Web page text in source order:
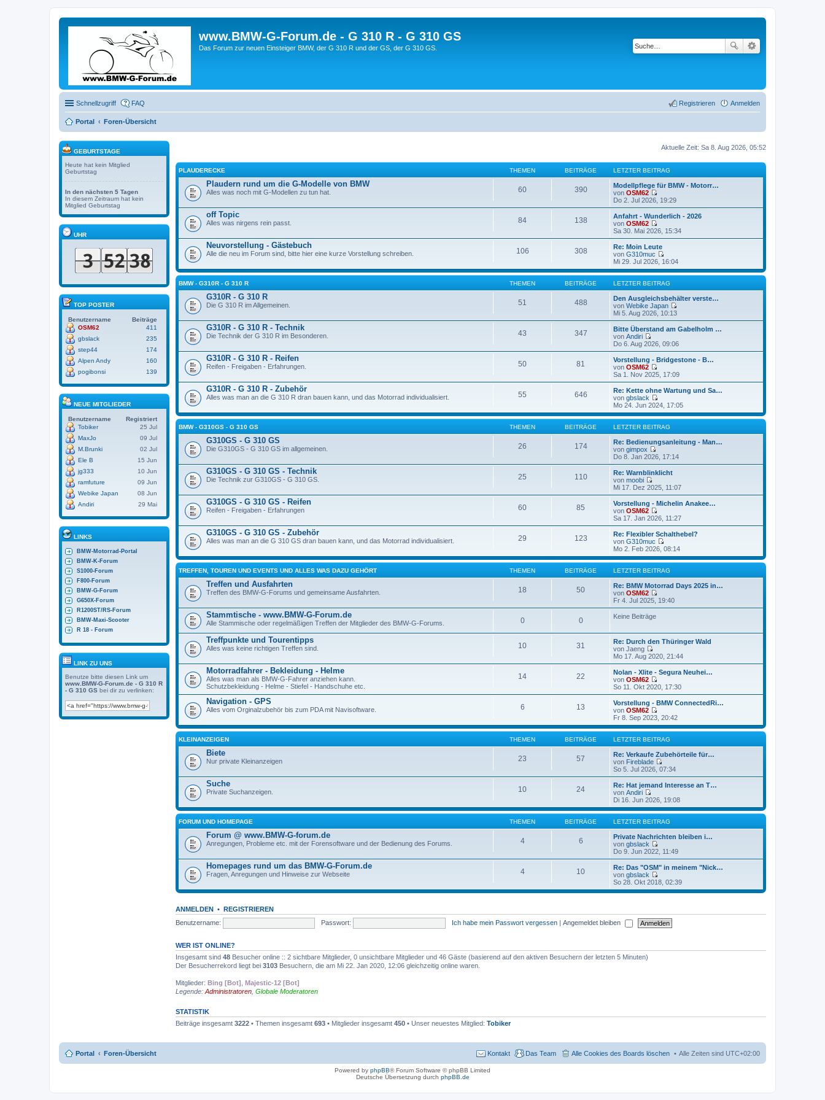
www.BMW-G-Forum.de - G 310 R - G 310 GS
Das Forum zur neuen Einsteiger BMW, der G 310 R und der GS, der G 310 GS.
Schnellzugriff FAQ Anmelden
Registrieren
Portal Foren-Übersicht
Aktuelle Zeit: Sa 8. Aug 2026, 05:52
PLAUDERECKE THEMEN BEITRÄGE LETZTER BEITRAG
Plaudern rund um die G-Modelle von BMW
Alles was noch mit G-Modellen zu tun hat. 60 390
Modellpflege für BMW - Motorr…
von OSM62
N
e
u
e
s
t
r
B
e
i
t
r
a
g
Do 2. Jul 2026, 19:29
off Topic
Alles was nirgens rein passt. 84 138
Anfahrt - Wunderlich - 2026
von OSM62
N
e
u
e
s
t
e
r
e
i
t
r
g
Sa 30. Mai 2026, 15:34
Neuvorstellung - Gästebuch
Alle die neu im Forum sind, bitte hier eine kurze Vorstellung schreiben. 106 308
Re: Moin Leute
von G310muc
N
e
u
e
s
t
e
r
B
e
t
r
a
g
Mi 29. Jul 2026, 16:04
BMW - G310R - G 310 R THEMEN BEITRÄGE LETZTER BEITRAG
G310R - G 310 R
Die G 310 R im Allgemeinen. 51 488
Den Ausgleichsbehälter verste…
von Webike Japan
e
u
e
s
t
r
B
e
t
a
g
Mi 5. Aug 2026, 10:13
G310R - G 310 R - Technik
Die Technik der G 310 R im Besonderen. 43 347
Bitte Überstand am Gabelholm …
von Andiri
N
e
e
s
t
r
B
e
i
t
r
g
Do 6. Aug 2026, 09:06
G310R - G 310 R - Reifen
Reifen - Freigaben - Erfahrungen. 50 81
Vorstellung - Bridgestone - B…
von OSM62
N
e
u
e
s
t
e
r
e
i
t
r
a
g
Sa 1. Nov 2025, 17:09
G310R - G 310 R - Zubehör
Alles was man an die G 310 R dran bauen kann, und das Motorrad individualisiert. 55 646
Re: Kette ohne Wartung und Sa…
von gbslack
N
e
u
e
s
t
e
r
B
e
i
t
r
a
g
Mo 24. Jun 2024, 17:05
BMW - G310GS - G 310 GS THEMEN BEITRÄGE LETZTER BEITRAG
G310GS - G 310 GS
Die G310GS - G 310 GS im allgemeinen. 26 174
Re: Bedienungsanleitung - Man…
von gimpox
N
e
u
e
s
t
e
r
B
e
t
a
g
Do 8. Jan 2026, 17:14
G310GS - G 310 GS - Technik
Die Technik zur G310GS - G 310 GS. 25 110
Re: Warnblinklicht
von moobi
N
e
e
s
t
r
B
e
i
t
r
g
Mi 17. Dez 2025, 11:07
G310GS - G 310 GS - Reifen
Reifen - Freigaben - Erfahrungen 60 85
Vorstellung - Michelin Anakee…
von OSM62
N
e
u
e
s
t
e
r
e
i
t
r
Sa 17. Jan 2026, 11:27
G310GS - G 310 GS - Zubehör
Alles was man an die G 310 GS dran bauen kann, und das Motorrad individualisiert. 29 123
Re: Flexibler Schalthebel?
von G310muc
N
e
u
e
s
t
r
B
r
a
Mo 2. Feb 2026, 08:14
TREFFEN, TOUREN UND EVENTS UND ALLES WAS DAZU GEHÖRT THEMEN BEITRÄGE LETZTER BEITRAG
Treffen und Ausfahrten
Treffen des BMW-G-Forums und gemeinsame Ausfahrten. 18 50
Re: BMW Motorrad Days 2025 in…
von OSM62
N
e
t
e
B
e
r
a
g
Fr 4. Jul 2025, 19:40
Stammtische - www.BMW-G-Forum.de
Alle Stammische oder regelmäßigen Treffen der Mitglieder des BMW-G-Forums. 0 0 Keine Beiträge
Treffpunkte und Tourentipps
Alles was keine richtigen Treffen sind. 10 31
Re: Durch den Thüringer Wald
von Jaeng
N
e
e
s
t
e
r
B
e
i
t
r
a
g
Mo 17. Aug 2020, 21:44
Motorradfahrer - Bekleidung - Helme
Alles was man als BMW-G-Fahrer anziehen kann.
Schutzbekleidung - Helme - Stiefel - Handschuhe etc.
14 22
Nolan - Xlite - Segura Neuhei…
von OSM62
N
e
u
e
t
e
r
e
i
t
g
So 11. Okt 2020, 17:30
Navigation - GPS
Alles vom Orginalzubehör bis zum PDA mit Navisoftware. 6 13
Vorstellung - BMW ConnectedRi…
von OSM62
N
e
u
e
s
t
e
r
B
e
i
t
r
a
g
Fr 8. Sep 2023, 20:42
KLEINANZEIGEN THEMEN BEITRÄGE LETZTER BEITRAG
Biete
Nur private Kleinanzeigen 23 57
Re: Verkaufe Zubehörteile für…
von Fireblade
N
e
u
e
s
e
r
e
i
t
r
a
g
So 5. Jul 2026, 07:34
Suche
Private Suchanzeigen. 10 24
Re: Hat jemand Interesse an T…
von Andiri
N
e
u
e
s
t
e
r
B
e
i
t
r
a
Di 16. Jun 2026, 19:08
FORUM UND HOMEPAGE THEMEN BEITRÄGE LETZTER BEITRAG
Forum @ www.BMW-G-forum.de
Anregungen, Probleme etc. mit der Forensoftware und der Bedienung des Forums. 4 6
Private Nachrichten bleiben i…
von gbslack
N
e
u
e
s
t
e
e
i
g
Do 9. Jun 2022, 11:49
Homepages rund um das BMW-G-Forum.de
Fragen, Anregungen und Hinweise zur Webseite 4 10
Re: Das "OSM" in meinem "Nick…
von gbslack
N
e
u
t
e
So 28. Okt 2018, 02:39
ANMELDEN • REGISTRIEREN
Benutzername:
Passwort: Ich habe mein Passwort vergessen | Angemeldet bleiben
WER IST ONLINE?
Insgesamt sind 48 Besucher online :: 2 sichtbare Mitglieder, 0 unsichtbare Mitglieder und 46 Gäste (basierend auf den aktiven Besuchern der letzten 5 Minuten)
Der Besucherrekord liegt bei 3103 Besuchern, die am Mi 22. Jan 2020, 12:06 gleichzeitig online waren.
Mitglieder: Bing [Bot] Majestic-12 [Bot]
Legende: Administratoren Globale Moderatoren
STATISTIK
Beiträge insgesamt 3222 • Themen insgesamt 693 • Mitglieder insgesamt 450 • Unser neuestes Mitglied: Tobiker
GEBURTSTAGE
Heute hat kein Mitglied
Geburtstag
In den nächsten 5 Tagen
In diesem Zeitraum hat kein
Mitglied Geburtstag
UHR
TOP POSTER
Benutzername
Beiträge
OSM62
411
gbslack
235
step44
174
Alpen Andy
160
pogibonsi
139
NEUE MITGLIEDER
Benutzername
Registriert
Tobiker
25 Jul
MaxJo
09 Jul
M.Brunki
02 Jul
Ele B
15 Jun
jg333
10 Jun
ramfuture
09 Jun
Webike Japan
08 Jun
Andiri
29 Mai
LINKS
BMW-Motorrad-Portal
BMW-K-Forum
S1000-Forum
F800-Forum
BMW-G-Forum
G650X-Forum
R1200ST/RS-Forum
BMW-Maxi-Scooter
R 18 - Forum
LINK ZU UNS
Benutze bitte diesen Link um
www.BMW-G-Forum.de - G 310 R
- G 310 GS bei dir zu verlinken:
Portal Foren-Übersicht Alle Zeiten sind UTC+02:00
Alle Cookies des Boards löschen
Das Team
Kontakt
Powered by phpBB® Forum Software © phpBB Limited
Deutsche Übersetzung durch phpBB.de